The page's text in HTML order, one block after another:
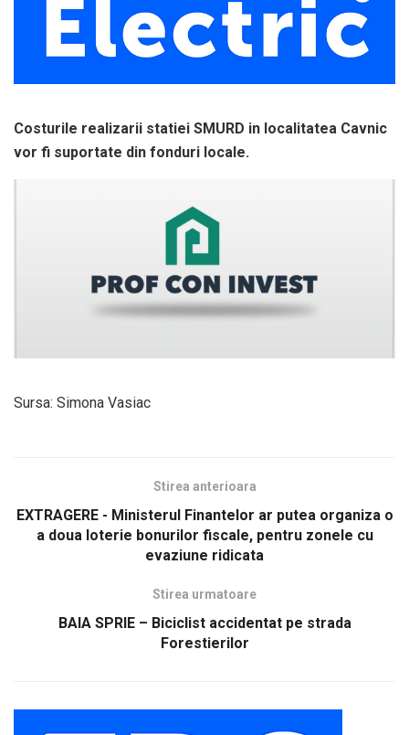
Costurile realizarii statiei SMURD in localitatea Cavnic
vor fi suportate din fonduri locale.
Sursa: Simona Vasiac
Stirea anterioara
EXTRAGERE - Ministerul Finantelor ar putea organiza o
a doua loterie bonurilor fiscale, pentru zonele cu
evaziune ridicata
Stirea urmatoare
BAIA SPRIE – Biciclist accidentat pe strada
Forestierilor